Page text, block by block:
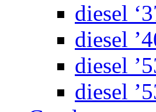
diesel
diesel
diesel
diesel